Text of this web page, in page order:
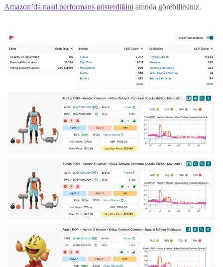
Amazon’da nasıl performans gösterdiğini anında görebilirsiniz.